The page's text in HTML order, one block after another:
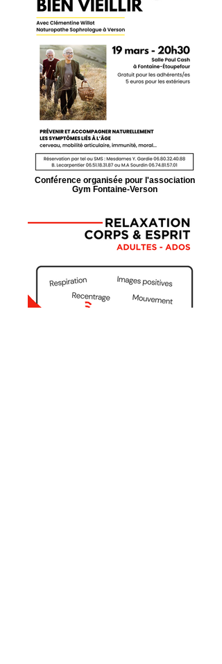
Conférence organisée pour l'association
Gym Fontaine-Verson